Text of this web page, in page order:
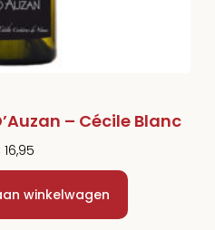
– Cécile Blanc
16,95
winkelwagen